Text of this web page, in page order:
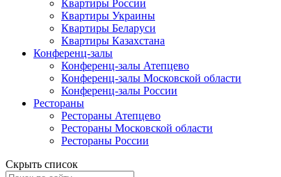
Квартиры России
Квартиры Украины
Квартиры Беларуси
Квартиры Казахстана
Конференц-залы
Конференц-залы Атепцево
Конференц-залы Московской области
Конференц-залы России
Рестораны
Рестораны Атепцево
Рестораны Московской области
Рестораны России
Скрыть список